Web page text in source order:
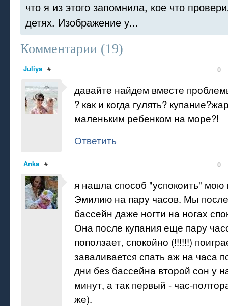
что я из этого запомнила, кое что
детях. Изображение у...
Комментарии (19)
Juliya # 0
давайте найдем вместе
? как и когда гулять?
маленьким ребенком на море?!
Ответить
Anka # 0
я нашла способ "успокоить" мою
Эмилию на пару часов. Мы
бассейн даже ногти на ногах
Она после купания еще пару
поползает, спокойно (!!!!!!)
заваливается спать аж на часа
дни без бассейна второй сон у
минут, а так первый - час-
же).